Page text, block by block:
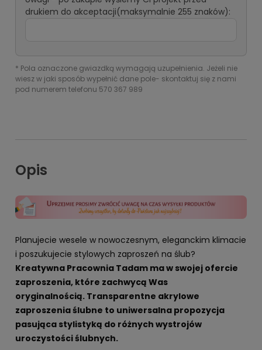
drukiem do akceptacji(maksymalnie 255 znaków):
* Pola oznaczone gwiazdką wymagają uzupełnienia. Jeżeli nie
wiesz w jaki sposób wypełnić dane pole- skontaktuj się z nami
pod numerem telefonu 570 367 989
Opis
Planujecie wesele w nowoczesnym, eleganckim klimacie
i poszukujecie stylowych zaproszeń na ślub?
Kreatywna Pracownia Tadam ma w swojej ofercie
zaproszenia, które zachwycą Was
oryginalnością. Transparentne akrylowe
zaproszenia ślubne to uniwersalna propozycja
pasująca stylistyką do różnych wystrojów
uroczystości ślubnych.